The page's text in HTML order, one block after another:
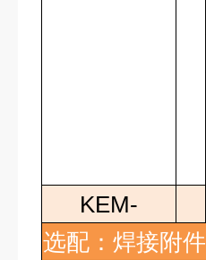
KEM-
选配：焊接附件